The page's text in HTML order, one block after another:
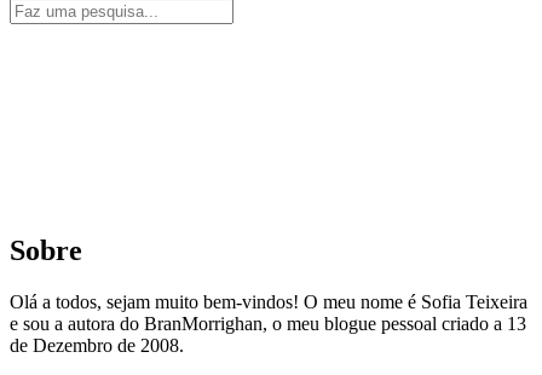
Sobre
Olá a todos, sejam muito bem-vindos! O meu nome é Sofia Teixeira
e sou a autora do BranMorrighan, o meu blogue pessoal criado a 13
de Dezembro de 2008.